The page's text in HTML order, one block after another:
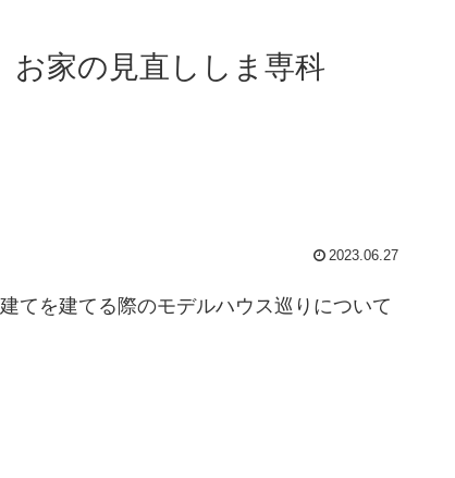
お家の見直ししま専科
2023.06.27
てを建てる際のモデルハウス巡りについて